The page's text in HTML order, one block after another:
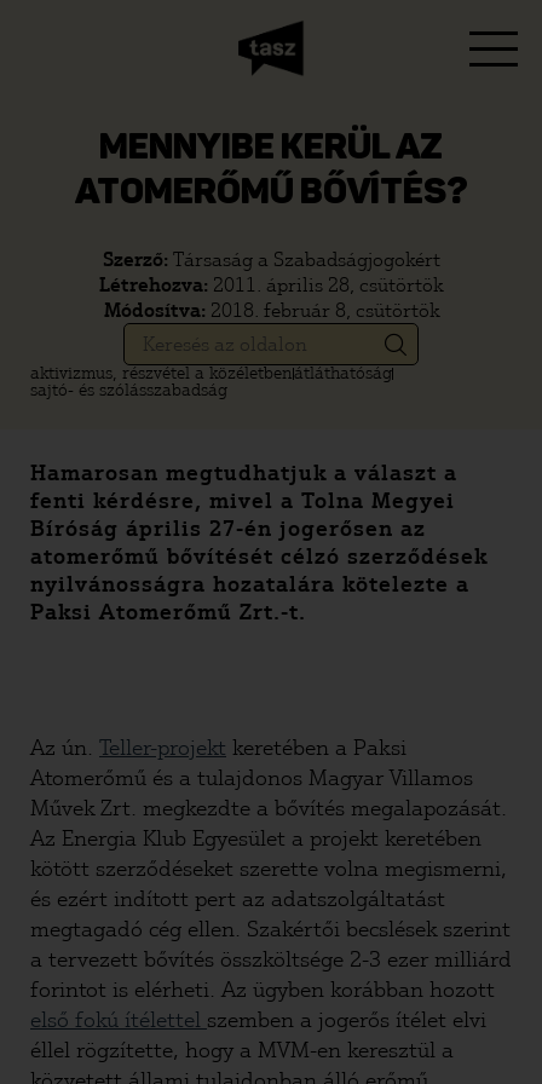
MENNYIBE KERÜL AZ
ATOMERŐMŰ BŐVÍTÉS?
Szerző: Társaság a Szabadságjogokért
Létrehozva: 2011. április 28, csütörtök
Módosítva: 2018. február 8, csütörtök
aktivizmus, részvétel a közéletbenátláthatóság
sajtó- és szólásszabadság
Hamarosan megtudhatjuk a választ a
fenti kérdésre, mivel a Tolna Megyei
Bíróság április 27-én jogerősen az
atomerőmű bővítését célzó szerződések
nyilvánosságra hozatalára kötelezte a
Paksi Atomerőmű Zrt.-t.
Az ún. Teller-projekt keretében a Paksi
Atomerőmű és a tulajdonos Magyar Villamos
Művek Zrt. megkezdte a bővítés megalapozását.
Az Energia Klub Egyesület a projekt keretében
kötött szerződéseket szerette volna megismerni,
és ezért indított pert az adatszolgáltatást
megtagadó cég ellen. Szakértői becslések szerint
a tervezett bővítés összköltsége 2-3 ezer milliárd
forintot is elérheti. Az ügyben korábban hozott
első fokú ítélettel szemben a jogerős ítélet elvi
éllel rögzítette, hogy a MVM-en keresztül a